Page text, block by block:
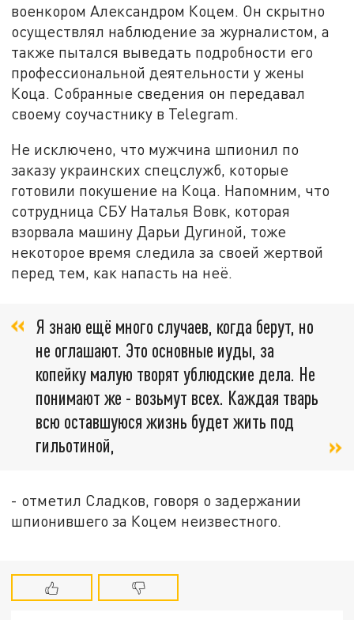
военкором Александром Коцем. Он скрытно
осуществлял наблюдение за журналистом, а
также пытался выведать подробности его
профессиональной деятельности у жены
Коца. Собранные сведения он передавал
своему соучастнику в Telegram.
Не исключено, что мужчина шпионил по
заказу украинских спецслужб, которые
готовили покушение на Коца. Напомним, что
сотрудница СБУ Наталья Вовк, которая
взорвала машину Дарьи Дугиной, тоже
некоторое время следила за своей жертвой
перед тем, как напасть на неё.
Я знаю ещё много случаев, когда берут, но
не оглашают. Это основные иуды, за
копейку малую творят ублюдские дела. Не
понимают же - возьмут всех. Каждая тварь
всю оставшуюся жизнь будет жить под
гильотиной,
- отметил Сладков, говоря о задержании
шпионившего за Коцем неизвестного.